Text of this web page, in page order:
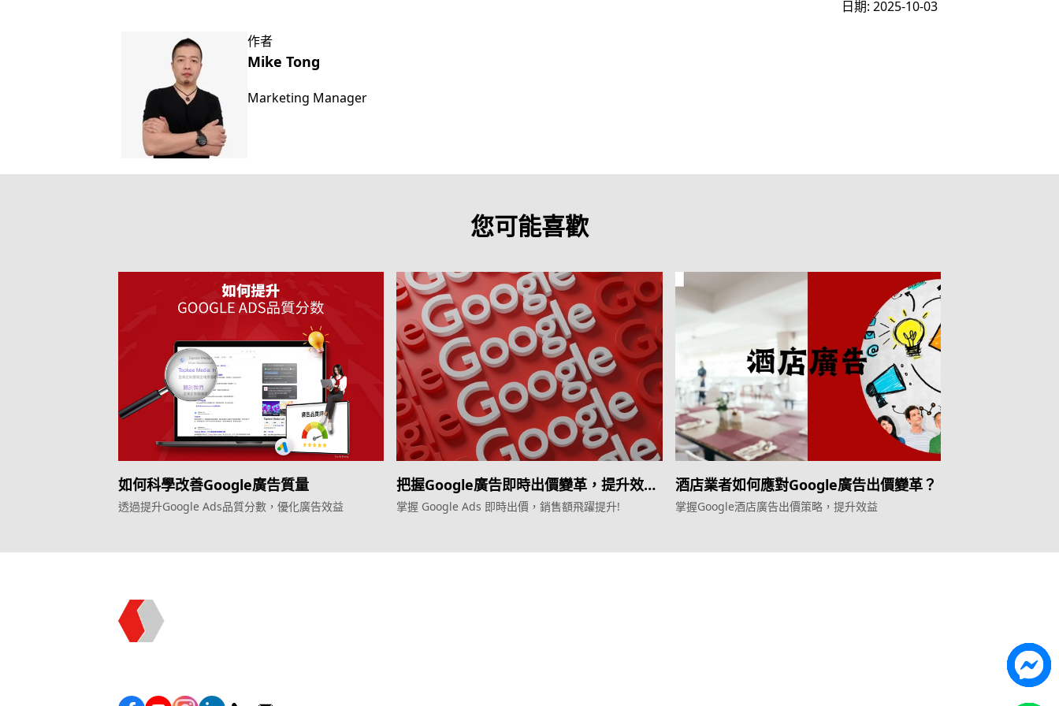
日期: 2025-10-03
作者
Mike Tong
Marketing Manager
您可能喜歡
如何科學改善Google廣告質量
透過提升Google Ads品質分數，優化廣告效益
把握Google廣告即時出價變革，提升效
益！
掌握 Google Ads 即時出價，銷售額飛躍提升!
酒店業者如何應對Google廣告出價變革？
掌握Google酒店廣告出價策略，提升效益